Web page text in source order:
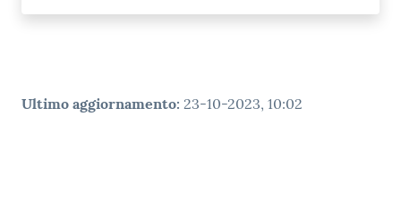
Ultimo aggiornamento: 23-10-2023, 10:02